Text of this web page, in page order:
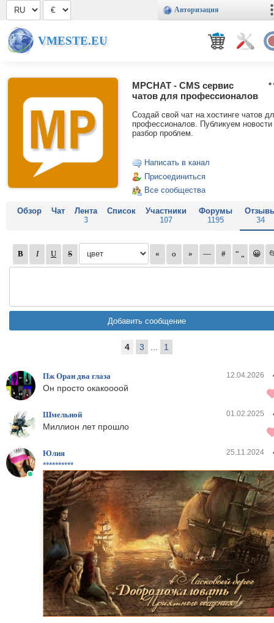
Авторизация
VMESTE.EU
MPCHAT - CMS сервис
чатов для профессионалов
Создай свой чат на хостинге чатов
профессионалов. Публикуем новости
разбор проблем.
Написать в канал
Присоединиться
Все сообщества
Обзор Чат
Лента
3
Список
Участники
107
Форумы
1195
34
4 3 1
Пж Оран два глаза 12.04.2026
Он просто окакоооой
Шмельной 01.02.2025
Миллион лет прошло
Юлия 25.11.2024
**********